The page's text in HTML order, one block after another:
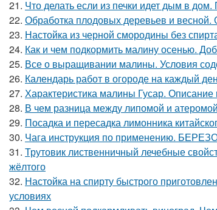
21. Что делать если из печки идет дым в
22. Обработка плодовых деревьев и
23. Настойка из черной смородины без
24. Как и чем подкормить малину осенью.
25. Все о выращивании малины. Условия
26. Календарь работ в огороде на каждый
27. Характеристика малины Гусар.
28. В чем разница между липомой и
29. Посадка и пересадка лимонника
30. Чага инструкция по применению.
31. Трутовик лиственничный лечебные
жёлтого
32. Настойка на спирту быстрого
условиях